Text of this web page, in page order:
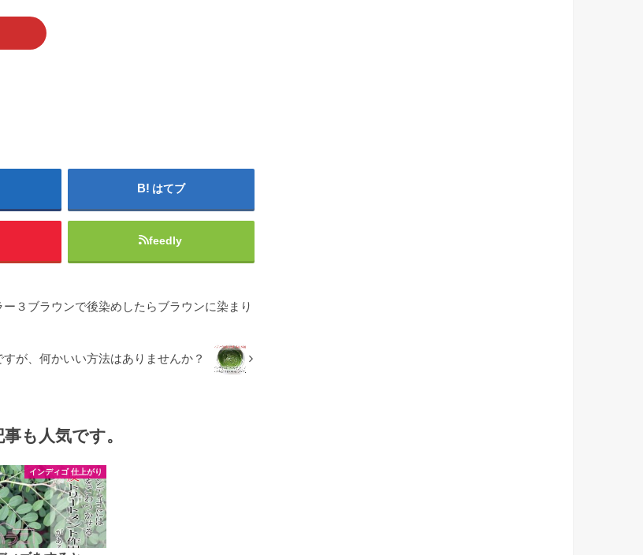
はてブ
feedly
３ブラウンで後染めしたらブラウンに染まり
が、何かいい方法はありませんか？
も人気です。
インディゴ 仕上がり